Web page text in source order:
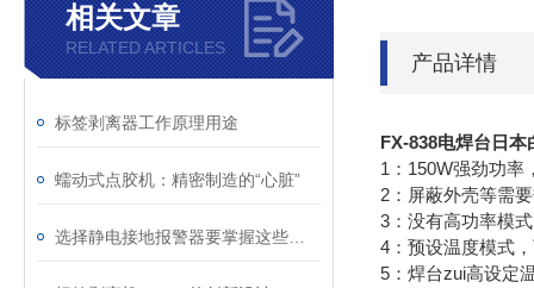
相关文章
RELATED ARTICLES
标签剥离器工作原理用途
蠕动式点胶机：精密制造的“心脏”
产品详情
FX-838电焊台日
1：150W强劲功率
2：屏蔽外壳等需
3：没有高功率模
4：预设温度模式
5：焊台zui高设定